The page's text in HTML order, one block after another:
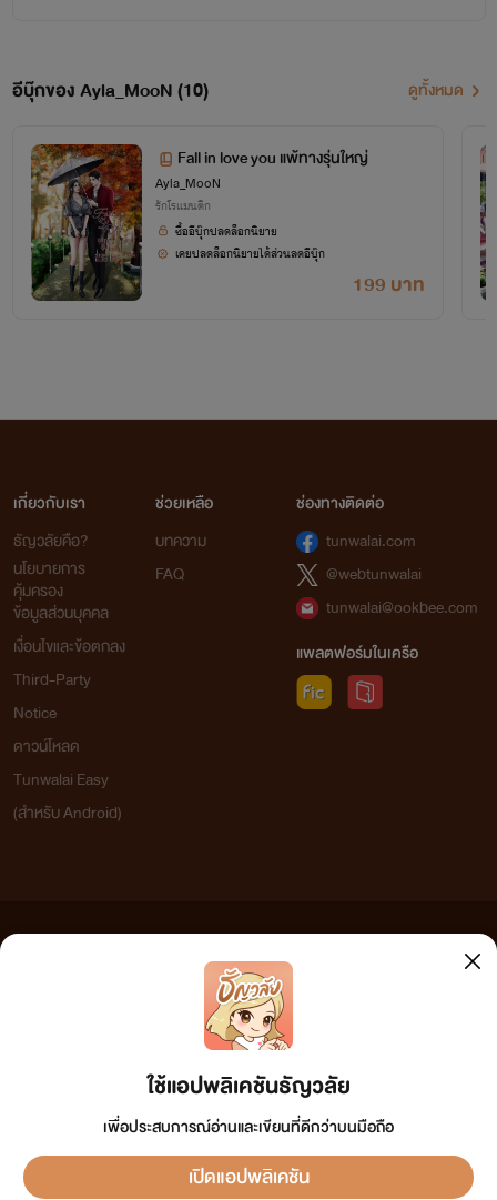
อีบุ๊กของ Ayla_MooN (10) ดูทั้งหมด
Fall in love you แพ้ทางรุ่นใหญ่
Ayla_MooN
รักโรแมนติก
199 บาท
ซื้ออีบุ๊กปลดล็อกนิยาย
เคยปลดล็อกนิยายได้ส่วนลดอีบุ๊ก
ใช้แอปพลิเคชันธัญวลัย
เพื่อประสบการณ์อ่านและเขียนที่ดีกว่าบนมือถือ
เปิดแอปพลิเคชัน
เกี่ยวกับเรา
ธัญวลัยคือ?
นโยบายการ
คุ้มครอง
ข้อมูลส่วนบุคคล
เงื่อนไขและข้อตกลง
Third-Party
Notice
ดาวน์โหลด
Tunwalai Easy
(สำหรับ Android)
ช่วยเหลือ
บทความ
FAQ
ช่องทางติดต่อ
tunwalai.com
@webtunwalai
tunwalai@ookbee.com
แพลตฟอร์มในเครือ
เว็บไซต์แห่งนี้ไม่ได้เห็นด้วยและไม่ขอรับผิดชอบต่อข้อความใดๆ ทั้งสิ้น ดังนั้นผู้อ่านทุกท่านโปรดใช้
วิจารณญาณในการกลั่นกรองด้วยตนเอง และหากท่านพบข้อความใดๆ ที่ขัดต่อกฎหมายและศีลธรรม
กรุณาแจ้งมาที่ tunwalai@ookbee.com เพื่อทีมงานจะได้ดำเนินการในทันที ทั้งนี้ ทางเว็บไซต์ขอสงวน
ลิขสิทธิ์ตามพระราชบัญญัติลิขสิทธิ์ (ฉบับเพิ่มเติม) พ.ศ.2558